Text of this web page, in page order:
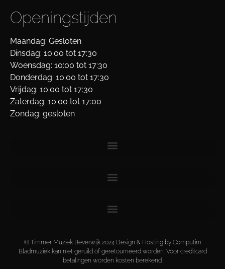
Openingstijden
Maandag: Gesloten
Dinsdag: 10:00 tot 17:30
Woensdag: 10:00 tot 17:30
Donderdag: 10:00 tot 17:30
Vrijdag: 10:00 tot 17:30
Zaterdag: 10:00 tot 17:00
Zondag: gesloten
© Timmer Muziek Beverwijk 2024 Design & Hosting by Computim
Bladmuziek kan niet geruild of geretourneerd worden. Voor creditcard
betalingen worden kosten berekend.